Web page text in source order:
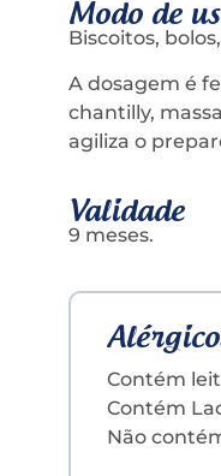
Modo de
Biscoitos,
A dosagem é
chantilly,
agiliza o
Validade
9 meses.
Contém
Contém
Não